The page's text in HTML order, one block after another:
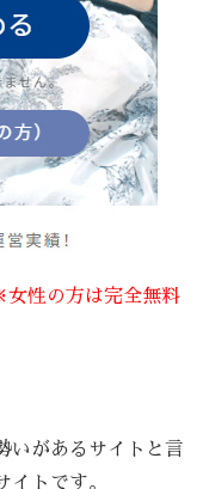
性の方は完全無料
いがあるサイトと言
イトです。